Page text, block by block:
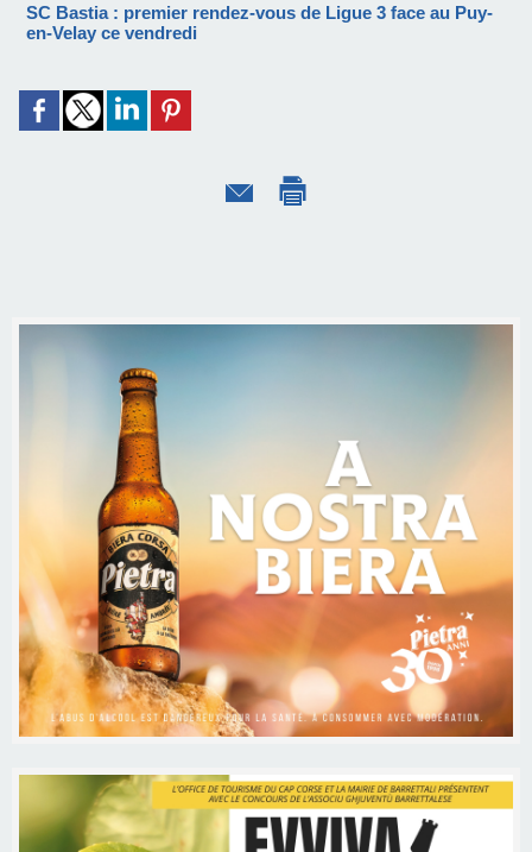
SC Bastia : premier rendez-vous de Ligue 3 face au Puy-
en-Velay ce vendredi